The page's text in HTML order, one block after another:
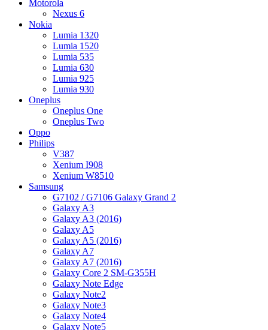
Motorola
Nexus 6
Nokia
Lumia 1320
Lumia 1520
Lumia 535
Lumia 630
Lumia 925
Lumia 930
Oneplus
Oneplus One
Oneplus Two
Oppo
Philips
V387
Xenium I908
Xenium W8510
Samsung
G7102 / G7106 Galaxy Grand 2
Galaxy A3
Galaxy A3 (2016)
Galaxy A5
Galaxy A5 (2016)
Galaxy A7
Galaxy A7 (2016)
Galaxy Core 2 SM-G355H
Galaxy Note Edge
Galaxy Note2
Galaxy Note3
Galaxy Note4
Galaxy Note5